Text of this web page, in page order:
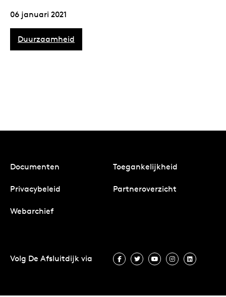
06 januari 2021
Duurzaamheid
Documenten Toegankelijkheid
Privacybeleid Partneroverzicht
Webarchief
Volg De Afsluitdijk via Volg De Afsluitdijk via Facebook
Volg De Afsluitdijk via
Volg De Afsluitdijk via
Volg De